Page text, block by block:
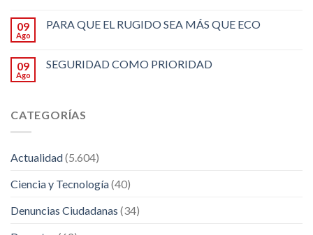
09
Ago
PARA QUE EL RUGIDO SEA MÁS QUE ECO
09
Ago
SEGURIDAD COMO PRIORIDAD
CATEGORÍAS
Actualidad(5.604)
Ciencia y Tecnología(40)
Denuncias Ciudadanas (34)